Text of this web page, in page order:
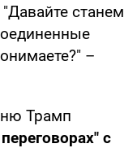
станем
–
Трамп
с